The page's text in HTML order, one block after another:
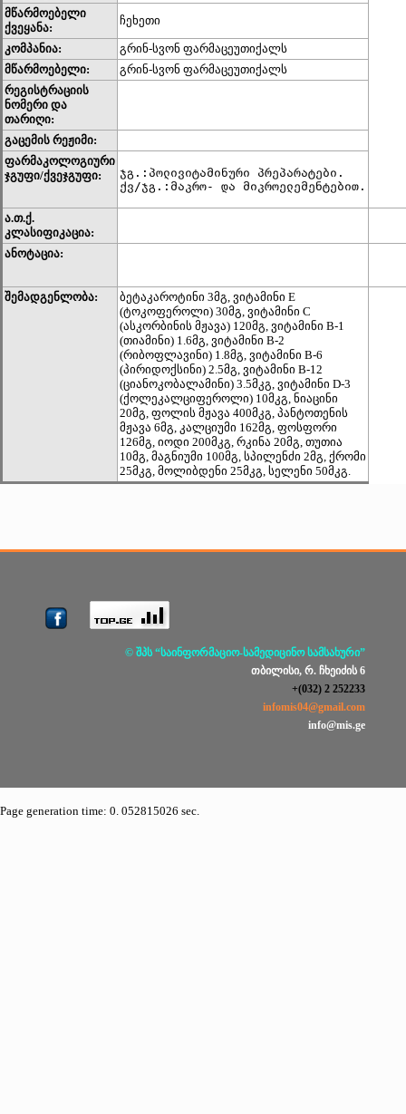
მწარმოებელი
ქვეყანა:
ჩეხეთი
კომპანია:
გრინ-სვონ ფარმაცეუთიქალს
მწარმოებელი:
გრინ-სვონ ფარმაცეუთიქალს
რეგისტრაციის
ნომერი და
თარიღი:
გაცემის რეჟიმი:
ფარმაკოლოგიური
ჯგუფი/ქვეჯგუფი:
ჯგ.:პოლივიტამინური პრეპარატები.
ქვ/ჯგ.:მაკრო- და მიკროელემენტებით.
ა.თ.ქ.
კლასიფიკაცია:
ანოტაცია:
შემადგენლობა:
ბეტაკაროტინი 3მგ, ვიტამინი E
(ტოკოფეროლი) 30მგ, ვიტამინი C
(ასკორბინის მჟავა) 120მგ, ვიტამინი B-1
(თიამინი) 1.6მგ, ვიტამინი B-2
(რიბოფლავინი) 1.8მგ, ვიტამინი B-6
(პირიდოქსინი) 2.5მგ, ვიტამინი B-12
(ციანოკობალამინი) 3.5მკგ, ვიტამინი D-3
(ქოლეკალციფეროლი) 10მკგ, ნიაცინი
20მგ, ფოლის მჟავა 400მკგ, პანტოთენის
მჟავა 6მგ, კალციუმი 162მგ, ფოსფორი
126მგ, იოდი 200მკგ, რკინა 20მგ, თუთია
10მგ, მაგნიუმი 100მგ, სპილენძი 2მგ, ქრომი
25მკგ, მოლიბდენი 25მკგ, სელენი 50მკგ.
© შპს “საინფორმაციო-სამედიცინო სამსახური”
თბილისი, რ. ჩხეიძის 6
+(032) 2 252233
infomis04@gmail.com
info@mis.ge
Page generation time: 0. 052815026 sec.